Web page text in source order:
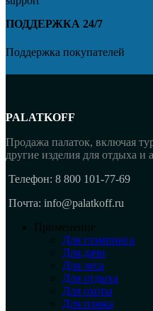
ПОДДЕРЖКА 24/7
Поддержка покупателей
PALATKOFF
Продажа палаток, включая
другие изделия для отдыха и
Телефон: 8 800 101-77-69
Почта: info@palatkoff.ru
Применение
Для глэмпинга
Для дачи
Для леса
Для отдыха
Для охоты
Для пляжа